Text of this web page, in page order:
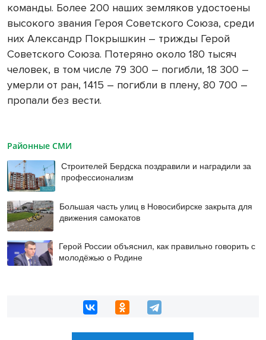
команды. Более 200 наших земляков удостоены
высокого звания Героя Советского Союза, среди
них Александр Покрышкин – трижды Герой
Советского Союза. Потеряно около 180 тысяч
человек, в том числе 79 300 – погибли, 18 300 –
умерли от ран, 1415 – погибли в плену, 80 700 –
пропали без вести.
Районные СМИ
Строителей Бердска поздравили и наградили за
профессионализм
Большая часть улиц в Новосибирске закрыта для
движения самокатов
Герой России объяснил, как правильно говорить с
молодёжью о Родине